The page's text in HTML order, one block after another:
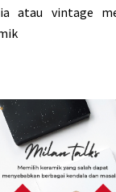
atau vintage